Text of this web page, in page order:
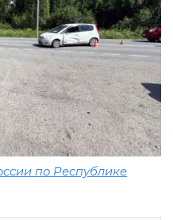
по Республике